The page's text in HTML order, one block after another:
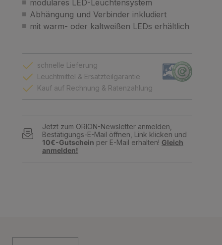
modulares LED-Leuchtensystem
Abhängung und Verbinder inkludiert
mit warm- oder kaltweißen LEDs erhältlich
schnelle Lieferung
Leuchtmittel & Ersatzteilgarantie
Kauf auf Rechnung & Ratenzahlung
Jetzt zum ORION-Newsletter anmelden,
Bestätigungs-E-Mail öffnen, Link klicken und
10€-Gutschein per E-Mail erhalten! Gleich
anmelden!